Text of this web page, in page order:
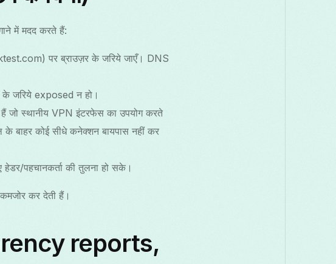
में मदद करते हैं:
पर ब्राउज़र के जरिये जाएँ। DNS
जरिये exposed न हो।
स्थानीय VPN इंटरफेस का उपयोग करते
बाहर कोई सीधे कनेक्शन बायपास नहीं कर
पहचानकर्ता की तुलना हो सके।
कर देती हैं।
reports,